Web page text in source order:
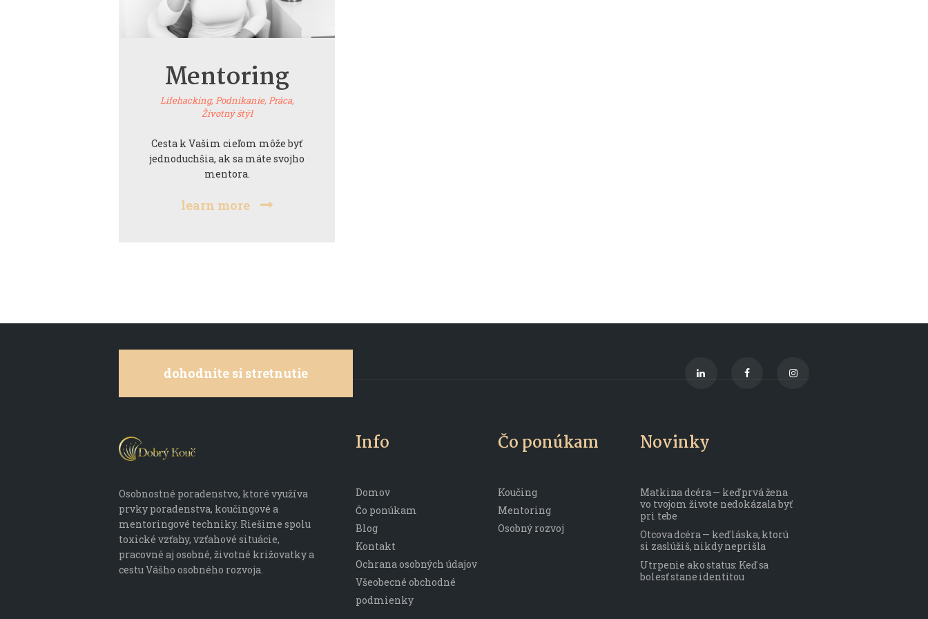
n
Mentoring
Lifehacking, Podnikanie, Práca,
Životný štýl
Cesta k Vašim cieľom môže byť
jednoduchšia, ak sa máte svojho
mentora.
learn more
dohodnite si stretnutie
Osobnostné poradenstvo, ktoré využíva
prvky poradenstva, koučingové a
mentoringové techniky. Riešime spolu
toxické vzťahy, vzťahové situácie,
pracovné aj osobné, životné križovatky a
cestu Vášho osobného rozvoja.
Info
Domov
Čo ponúkam
Blog
Kontakt
Ochrana osobných údajov
Všeobecné obchodné
podmienky
Čo ponúkam
Koučing
Mentoring
Osobný rozvoj
Novinky
Matkina dcéra — keď prvá žena
vo tvojom živote nedokázala byť
pri tebe
Otcova dcéra — keď láska, ktorú
si zaslúžiš, nikdy neprišla
Utrpenie ako status: Keď sa
bolesť stane identitou